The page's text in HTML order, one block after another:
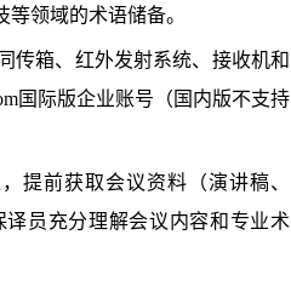
领域的术语储备。
传箱、红外发射系统、接收机和
国际版企业账号（国内版不支持
提前获取会议资料（演讲稿、
译员充分理解会议内容和专业术